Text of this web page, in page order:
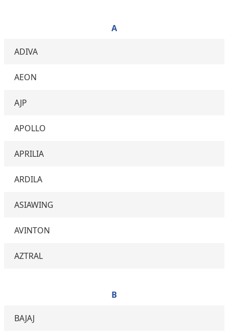
A
ADIVA
AEON
AJP
APOLLO
APRILIA
ARDILA
ASIAWING
AVINTON
AZTRAL
B
BAJAJ